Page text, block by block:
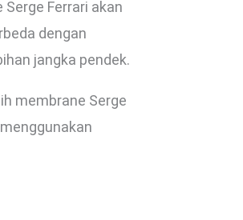
Ferrari akan
dengan
jangka pendek.
membrane Serge